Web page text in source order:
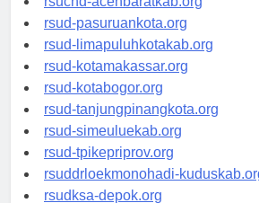
rsucnd-acehbaratkab.org
rsud-pasuruankota.org
rsud-limapuluhkotakab.org
rsud-kotamakassar.org
rsud-kotabogor.org
rsud-tanjungpinangkota.org
rsud-simeuluekab.org
rsud-tpikepriprov.org
rsuddrloekmonohadi-kuduskab.org